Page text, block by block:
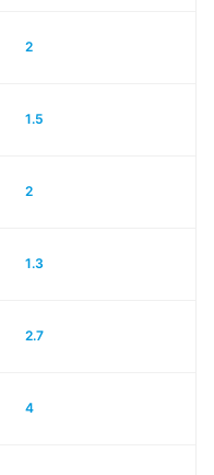
2
1.5
2
1.3
2.7
4